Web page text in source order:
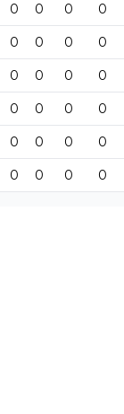
0 0 0 0
0 0 0 0
0 0 0 0
0 0 0 0
0 0 0 0
0 0 0 0